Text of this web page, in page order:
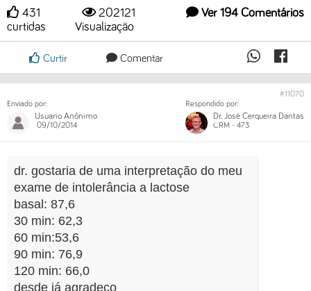
Ver 194 Comentários
431
curtidas
202121
Visualização
Curtir Comentar
Enviado por:
Usuario Anônimo
09/10/2014
#11070
Respondido por:
Dr. José Cerqueira Dantas
CRM - 473
dr. gostaria de uma interpretação do meu
exame de intolerância a lactose
basal: 87,6
30 min: 62,3
60 min:53,6
90 min: 76,9
120 min: 66,0
desde já agradeço